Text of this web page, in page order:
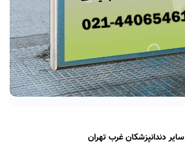
سایر دندانپزشکان غرب تهران